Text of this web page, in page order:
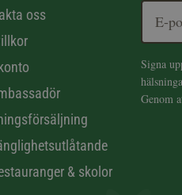
oss
& skolor
Signa
Genom